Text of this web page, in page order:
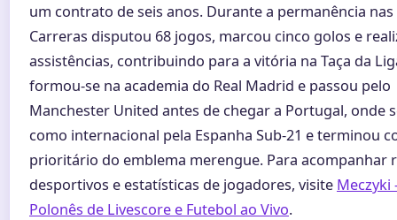
um contrato de seis anos. Durante a permanência nas
Carreras disputou 68 jogos, marcou cinco golos e
assistências, contribuindo para a vitória na Taça da
formou-se na academia do Real Madrid e passou pelo
Manchester United antes de chegar a Portugal, onde
como internacional pela Espanha Sub-21 e terminou
prioritário do emblema merengue. Para acompanhar
desportivos e estatísticas de jogadores, visite Meczyki
Polonês de Livescore e Futebol ao Vivo.